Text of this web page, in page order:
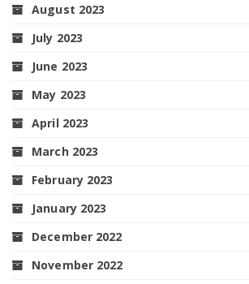
August 2023
July 2023
June 2023
May 2023
April 2023
March 2023
February 2023
January 2023
December 2022
November 2022